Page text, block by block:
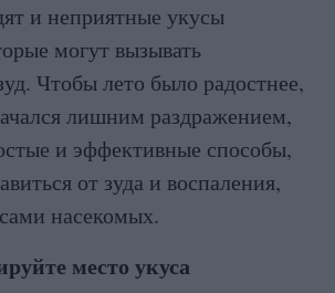
и неприятные укусы
могут вызывать
Чтобы лето было радостнее,
лишним раздражением,
и эффективные способы,
от зуда и воспаления,
насекомых.
место укуса